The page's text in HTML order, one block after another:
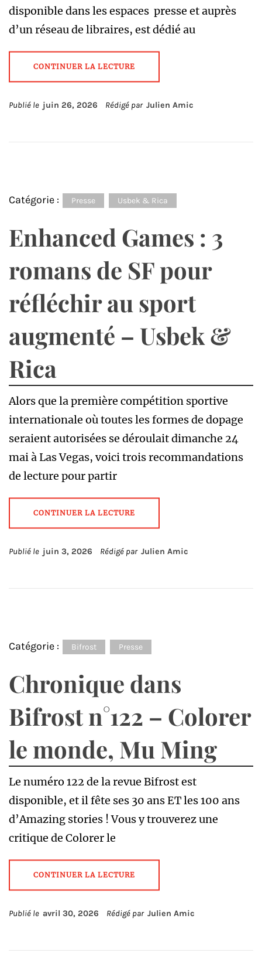
disponible dans les espaces presse et auprès
d’un réseau de libraires, est dédié au
CONTINUER LA LECTURE
Publié le juin 26, 2026 Rédigé par Julien Amic
Catégorie : Presse Usbek & Rica
Enhanced Games : 3
romans de SF pour
réfléchir au sport
augmenté – Usbek &
Rica
Alors que la première compétition sportive
internationale où toutes les formes de dopage
seraient autorisées se déroulait dimanche 24
mai à Las Vegas, voici trois recommandations
de lecture pour partir
CONTINUER LA LECTURE
Publié le juin 3, 2026 Rédigé par Julien Amic
Catégorie : Bifrost Presse
Chronique dans
Bifrost n°122 – Colorer
le monde, Mu Ming
Le numéro 122 de la revue Bifrost est
disponible, et il fête ses 30 ans ET les 100 ans
d’Amazing stories ! Vous y trouverez une
critique de Colorer le
CONTINUER LA LECTURE
Publié le avril 30, 2026 Rédigé par Julien Amic